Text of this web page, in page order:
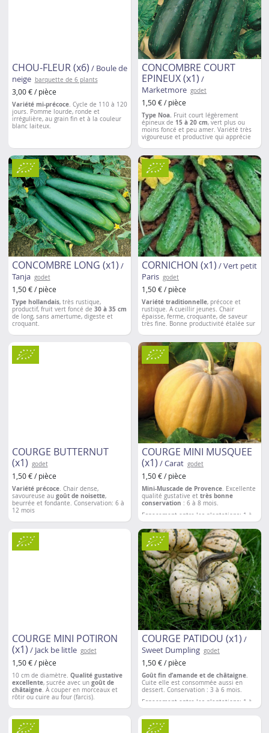
CHOU-FLEUR (x6) / Boule de
neige barquette de 6 plants
3,00 € / pièce
Variété mi-précoce. Cycle de 110 à 120
jours. Pomme lourde, ronde et
irrégulière, au grain fin et à la couleur
blanc laiteux.
Espacement entre les plantations: 50 à
60 cm
CONCOMBRE COURT
EPINEUX (x1) /
Marketmore godet
1,50 € / pièce
Type Noa. Fruit court légèrement
épineux de 15 à 20 cm, vert plus ou
moins foncé et peu amer. Variété très
vigoureuse et productive qui apprécie
Espacement entre les plantations: 40 à
50 cm
CONCOMBRE LONG (x1) /
Tanja godet
1,50 € / pièce
Type hollandais, très rustique,
productif, fruit vert foncé de 30 à 35 cm
de long, sans amertume, digeste et
croquant.
Espacement entre les plantations: 50
CORNICHON (x1) / Vert petit
Paris godet
1,50 € / pièce
Variété traditionnelle, précoce et
rustique. A cueillir jeunes. Chair
épaisse, ferme, croquante, de saveur
très fine. Bonne productivité étalée sur
Espacement entre les plantations
: 40 à
50 cm
COURGE BUTTERNUT
(x1) godet
1,50 € / pièce
Variété précoce. Chair dense,
savoureuse au goût de noisette,
beurrée et fondante. Conservation: 6 à
12 mois
Espacement entre les plantations: 1 à
COURGE MINI MUSQUEE
(x1) / Carat godet
1,50 € / pièce
Mini-Muscade de Provence. Excellente
qualité gustative et très bonne
conservation : 6 à 8 mois.
Espacement entre les plantations: 1 à
2m
COURGE MINI POTIRON
(x1) / Jack be little godet
1,50 € / pièce
10 cm de diamètre. Qualité gustative
excellente, sucrée avec un goût de
châtaigne. À couper en morceaux et
rôtir ou cuire au four (farcis).
2m
COURGE PATIDOU (x1) /
Sweet Dumpling godet
1,50 € / pièce
Goût fin d’amande et de châtaigne.
Cuite elle est consommée aussi en
dessert. Conservation : 3 à 6 mois.
Espacement entre les plantations: 1 à
2m